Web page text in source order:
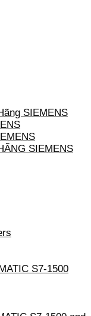
SIEMENS
SIEMENS
S7-1500